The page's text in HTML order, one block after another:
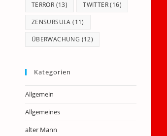
TERROR (13) TWITTER(16)
ZENSURSULA (11)
ÜBERWACHUNG (12)
Kategorien
Allgemein
Allgemeines
alter Mann